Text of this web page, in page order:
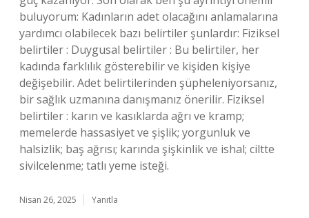
buluyorum: Kadınların adet olacağını anlamalarına
yardımcı olabilecek bazı belirtiler şunlardır: Fiziksel
belirtiler : Duygusal belirtiler : Bu belirtiler, her
kadında farklılık gösterebilir ve kişiden kişiye
değişebilir. Adet belirtilerinden şüpheleniyorsanız,
bir sağlık uzmanına danışmanız önerilir. Fiziksel
belirtiler : karın ve kasıklarda ağrı ve kramp;
memelerde hassasiyet ve şişlik; yorgunluk ve
halsizlik; baş ağrısı; karında şişkinlik ve ishal; ciltte
sivilcelenme; tatlı yeme isteği.
Nisan 26, 2025 Yanıtla